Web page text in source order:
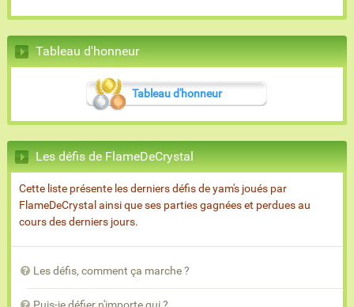
Tableau d'honneur
Tableau d'honneur
Les défis de FlameDeCrystal
Cette liste présente les derniers défis de yam's joués par
FlameDeCrystal ainsi que ses parties gagnées et perdues au
cours des derniers jours.
Les défis, comment ça marche ?